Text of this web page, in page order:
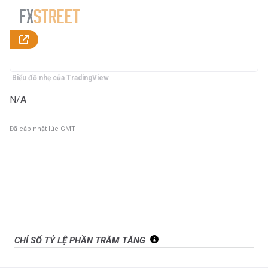
Biểu đồ nhẹ của TradingView
N/A
Đã cập nhật lúc GMT
CHỈ SỐ TỶ LỆ PHẦN TRĂM TĂNG